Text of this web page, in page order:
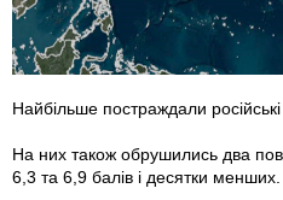
Найбільше постраждали
На них також обрушились два
6,3 та 6,9 балів і десятки менших.